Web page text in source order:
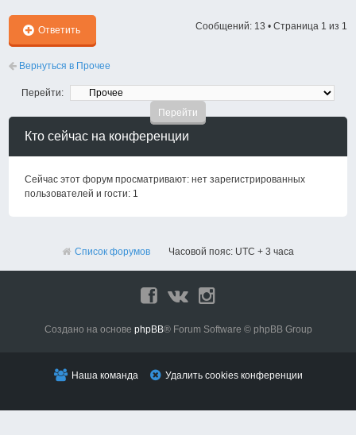
Ответить Сообщений: 13 • Страница 1 из 1
Вернуться в Прочее
Перейти:
Кто сейчас на конференции
Сейчас этот форум просматривают: нет зарегистрированных
пользователей и гости: 1
Список форумов Часовой пояс: UTC + 3 часа
Создано на основе phpBB® Forum Software © phpBB Group
Наша команда Удалить cookies конференции